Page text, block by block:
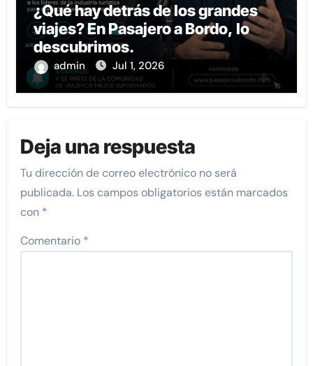
¿Qué hay detrás de los grandes
viajes? En Pasajero a Bordo, lo
descubrimos.
admin Jul 1, 2026
Deja una respuesta
Tu dirección de correo electrónico no será
publicada. Los campos obligatorios están marcados
con *
Comentario *